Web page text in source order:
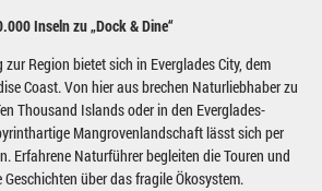
Inseln zu „Dock & Dine“
Region bietet sich in Everglades City, dem
Coast. Von hier aus brechen Naturliebhaber zu
Thousand Islands oder in den Everglades-
Mangrovenlandschaft lässt sich per
Erfahrene Naturführer begleiten die Touren und
über das fragile Ökosystem.